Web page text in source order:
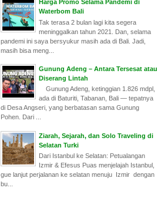
Harga Promo Selama Pandemi di
Waterbom Bali
Tak terasa 2 bulan lagi kita segera
meninggalkan tahun 2021. Dan, selama
pandemi ini saya bersyukur masih ada di Bali. Jadi,
masih bisa meng...
Gunung Adeng – Antara Tersesat atau
Diserang Lintah
Gunung Adeng, ketinggian 1.826 mdpl,
ada di Baturiti, Tabanan, Bali — tepatnya
di Desa Angseri, yang berbatasan sama Gunung
Pohen. Dari ...
Ziarah, Sejarah, dan Solo Traveling di
Selatan Turki
Dari Istanbul ke Selatan: Petualangan
Izmir & Efesus Puas menjelajah Istanbul,
gue lanjut perjalanan ke selatan menuju Izmir dengan
bu...